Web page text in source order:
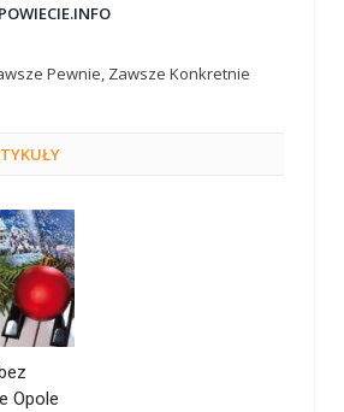
Pewnie, Zawsze Konkretnie
Opole